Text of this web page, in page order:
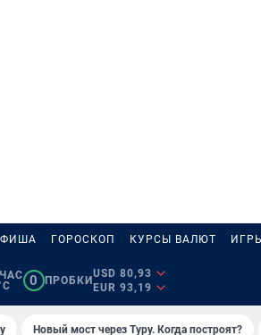
ГОРОСКОП КУРСЫ ВАЛЮТ
0 ПРОБКИ
USD 80,93
EUR 93,19
Новый мост через Туру. Когда построят?